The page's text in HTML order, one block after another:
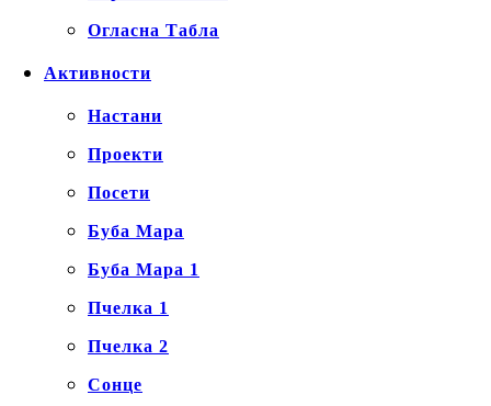
Огласна Табла
Активности
Настани
Проекти
Посети
Буба Мара
Буба Мара 1
Пчелка 1
Пчелка 2
Сонце